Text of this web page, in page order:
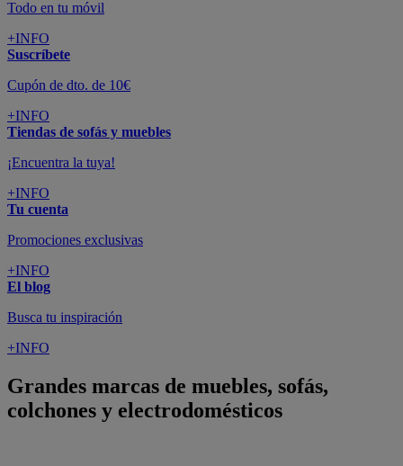
Todo en tu móvil
+INFO
Suscríbete
Cupón de dto. de 10€
+INFO
Tiendas de sofás y muebles
¡Encuentra la tuya!
+INFO
Tu cuenta
Promociones exclusivas
+INFO
El blog
Busca tu inspiración
+INFO
Grandes marcas de muebles, sofás,
colchones y electrodomésticos